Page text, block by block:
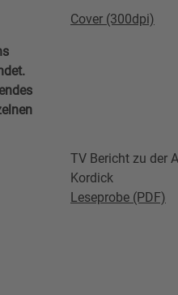
Cover (300dpi)
TV Bericht zu der
Kordick
Leseprobe (PDF)